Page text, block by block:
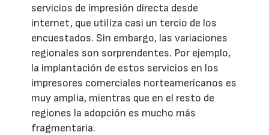
servicios de impresión directa desde
internet, que utiliza casi un tercio de los
encuestados. Sin embargo, las variaciones
regionales son sorprendentes. Por ejemplo,
la implantación de estos servicios en los
impresores comerciales norteamericanos es
muy amplia, mientras que en el resto de
regiones la adopción es mucho más
fragmentaria.